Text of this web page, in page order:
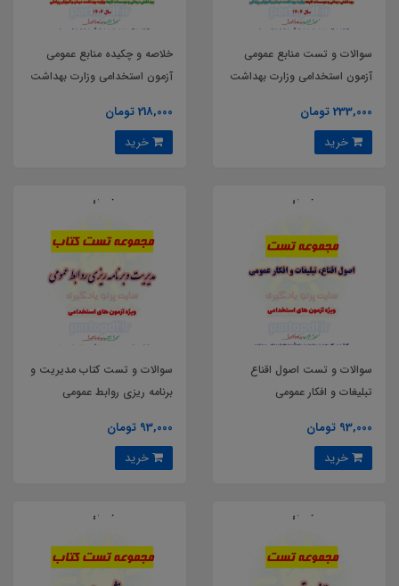
سوالات و تست منابع عمومی
آزمون استخدامی وزارت بهداشت
1404
233,000 تومان
خلاصه و چکیده منابع عمومی
آزمون استخدامی وزارت بهداشت
1404
218,000 تومان
سوالات و تست اصول اقناع
تبلیغات و افکار عمومی
93,000 تومان
سوالات و تست کتاب مدیریت و
برنامه ریزی روابط عمومی
93,000 تومان